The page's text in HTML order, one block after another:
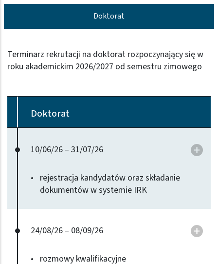
Doktorat
Terminarz rekrutacji na doktorat rozpoczynający się w
roku akademickim 2026/2027 od semestru zimowego
Doktorat
10/06/26 – 31/07/26
rejestracja kandydatów oraz składanie
dokumentów w systemie IRK
24/08/26 – 08/09/26
rozmowy kwalifikacyjne